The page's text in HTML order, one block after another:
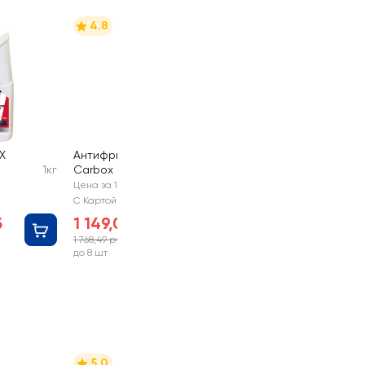
1кг
4.8
Антифриз FELIX
Carbox красный
Цена за 1 шт
С Картой №1
1 149,00 руб
1 768,49 руб
до 8 шт